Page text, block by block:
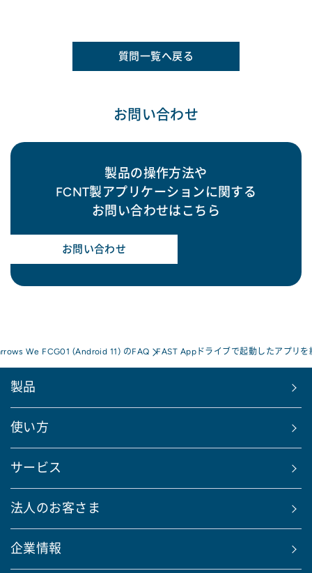
質問一覧へ戻る
お問い合わせ
製品の操作方法や
FCNT製アプリケーションに関する
お問い合わせはこちら
お問い合わせ
We FCG01 (Android 11) のFAQ FAST Appドライブで起動したアプリを
製品
使い方
サービス
法人のお客さま
企業情報